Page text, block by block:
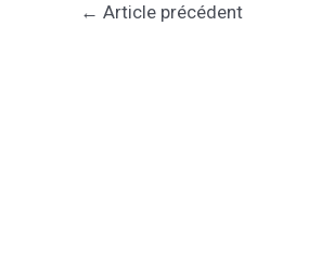
← Article précédent